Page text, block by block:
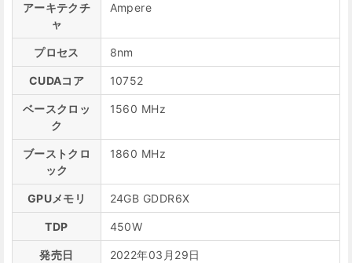
アーキテクチ
ャ
Ampere
プロセス 8nm
CUDAコア 10752
ベースクロッ
ク
1560 MHz
ブーストクロ
ック
1860 MHz
GPUメモリ 24GB GDDR6X
TDP 450W
発売日 2022年03月29日